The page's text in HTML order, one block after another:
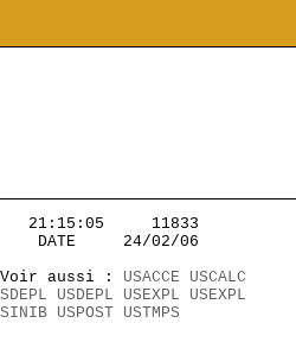
06    21:15:05     11833
DATE     24/02/06
aussi : USACCE
USCALC
USDEPL USEXPL
USEXPL
USPOST USTMPS